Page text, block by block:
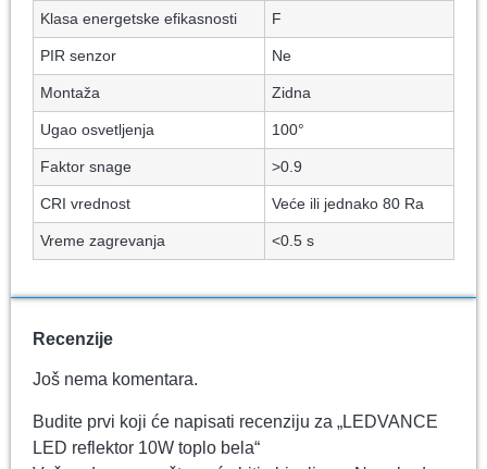
Klasa energetske efikasnosti F
PIR senzor Ne
Montaža Zidna
Ugao osvetljenja 100°
Faktor snage >0.9
CRI vrednost Veće ili jednako 80 Ra
Vreme zagrevanja <0.5 s
Recenzije
Još nema komentara.
Budite prvi koji će napisati recenziju za „LEDVANCE
LED reflektor 10W toplo bela“